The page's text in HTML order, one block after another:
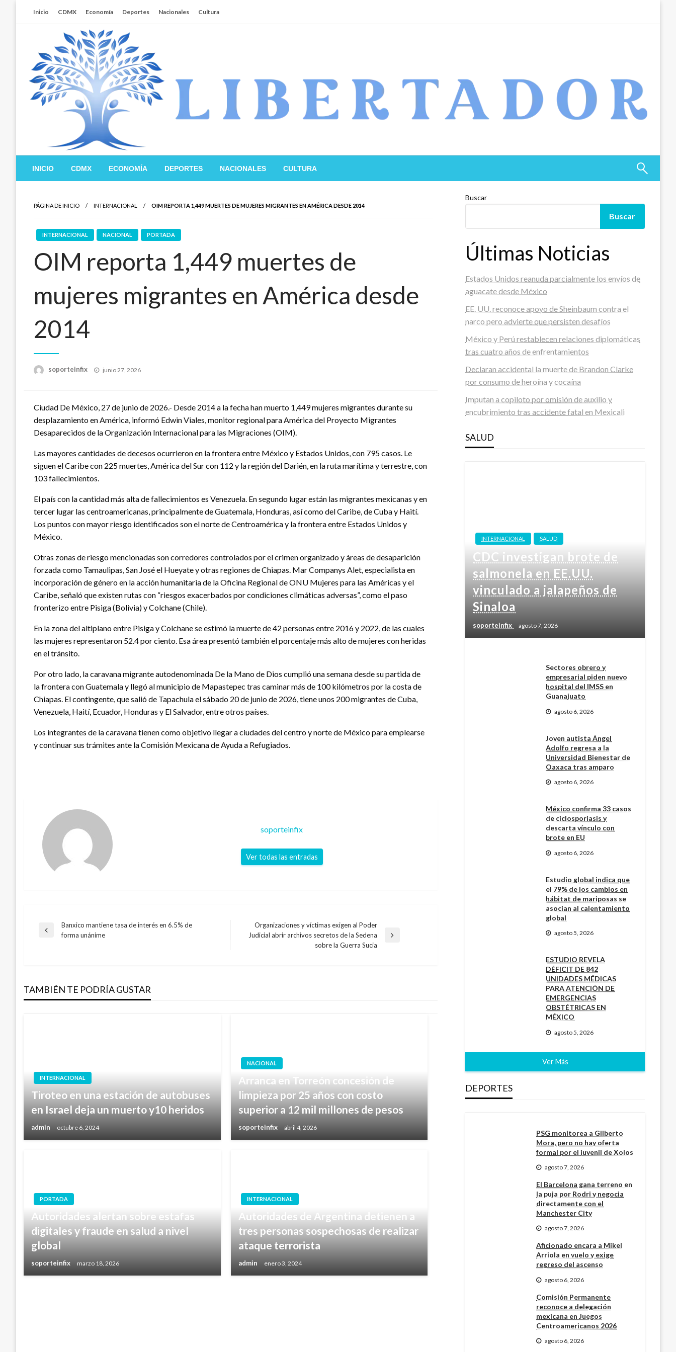
Inicio CDMX Economía Deportes Nacionales Cultura
Libertador MX
INICIO CDMX ECONOMÍA DEPORTES NACIONALES CULTURA
PÁGINA DE INICIO INTERNACIONAL OIM REPORTA 1,449 MUERTES DE MUJERES MIGRANTES EN AMÉRICA DESDE 2014
INTERNACIONAL NACIONAL PORTADA
OIM reporta 1,449 muertes de
mujeres migrantes en América desde
2014
soporteinfix
Publicado
junio 27, 2026
Ciudad De México, 27 de junio de 2026.- Desde 2014 a la fecha han muerto 1,449 mujeres migrantes durante su
desplazamiento en América, informó Edwin Viales, monitor regional para América del Proyecto Migrantes
Desaparecidos de la Organización Internacional para las Migraciones (OIM).
Las mayores cantidades de decesos ocurrieron en la frontera entre México y Estados Unidos, con 795 casos. Le
siguen el Caribe con 225 muertes, América del Sur con 112 y la región del Darién, en la ruta marítima y terrestre, con
103 fallecimientos.
El país con la cantidad más alta de fallecimientos es Venezuela. En segundo lugar están las migrantes mexicanas y en
tercer lugar las centroamericanas, principalmente de Guatemala, Honduras, así como del Caribe, de Cuba y Haití.
Los puntos con mayor riesgo identificados son el norte de Centroamérica y la frontera entre Estados Unidos y
México.
Otras zonas de riesgo mencionadas son corredores controlados por el crimen organizado y áreas de desaparición
forzada como Tamaulipas, San José el Hueyate y otras regiones de Chiapas. Mar Companys Alet, especialista en
incorporación de género en la acción humanitaria de la Oficina Regional de ONU Mujeres para las Américas y el
Caribe, señaló que existen rutas con “riesgos exacerbados por condiciones climáticas adversas”, como el paso
fronterizo entre Pisiga (Bolivia) y Colchane (Chile).
En la zona del altiplano entre Pisiga y Colchane se estimó la muerte de 42 personas entre 2016 y 2022, de las cuales
las mujeres representaron 52.4 por ciento. Esa área presentó también el porcentaje más alto de mujeres con heridas
en el tránsito.
Por otro lado, la caravana migrante autodenominada De la Mano de Dios cumplió una semana desde su partida de
la frontera con Guatemala y llegó al municipio de Mapastepec tras caminar más de 100 kilómetros por la costa de
Chiapas. El contingente, que salió de Tapachula el sábado 20 de junio de 2026, tiene unos 200 migrantes de Cuba,
Venezuela, Haití, Ecuador, Honduras y El Salvador, entre otros países.
Los integrantes de la caravana tienen como objetivo llegar a ciudades del centro y norte de México para emplearse
y continuar sus trámites ante la Comisión Mexicana de Ayuda a Refugiados.
soporteinfix
Ver todas las entradas
Navegación
entradas
Entrada
Banxico mantiene tasa de interés en 6.5% de
forma unánime
Entrada
Organizaciones y víctimas exigen al Poder
Judicial abrir archivos secretos de la Sedena
sobre la Guerra Sucia
TAMBIÉN TE PODRÍA GUSTAR
INTERNACIONAL
Tiroteo en una estación de autobuses
en Israel deja un muerto y10 heridos
admin octubre 6, 2024
NACIONAL
Arranca en Torreón concesión de
limpieza por 25 años con costo
superior a 12 mil millones de pesos
soporteinfix abril 4, 2026
PORTADA
Autoridades alertan sobre estafas
digitales y fraude en salud a nivel
global
soporteinfix marzo 18, 2026
INTERNACIONAL
Autoridades de Argentina detienen a
tres personas sospechosas de realizar
ataque terrorista
admin enero 3, 2024
Buscar
Buscar
Últimas Noticias
Estados Unidos reanuda parcialmente los envíos de
aguacate desde México
EE. UU. reconoce apoyo de Sheinbaum contra el
narco pero advierte que persisten desafíos
México y Perú restablecen relaciones diplomáticas
tras cuatro años de enfrentamientos
Declaran accidental la muerte de Brandon Clarke
por consumo de heroína y cocaína
Imputan a copiloto por omisión de auxilio y
encubrimiento tras accidente fatal en Mexicali
SALUD
INTERNACIONAL SALUD
CDC investigan brote de
salmonela en EE.UU.
vinculado a jalapeños de
Sinaloa
soporteinfix agosto 7, 2026
Sectores obrero y
empresarial piden nuevo
hospital del IMSS en
Guanajuato
agosto 6, 2026
Joven autista Ángel
Adolfo regresa a la
Universidad Bienestar de
Oaxaca tras amparo
agosto 6, 2026
México confirma 33 casos
de ciclosporiasis y
descarta vínculo con
brote en EU
agosto 6, 2026
Estudio global indica que
el 79% de los cambios en
hábitat de mariposas se
asocian al calentamiento
global
agosto 5, 2026
ESTUDIO REVELA
DÉFICIT DE 842
UNIDADES MÉDICAS
PARA ATENCIÓN DE
EMERGENCIAS
OBSTÉTRICAS EN
MÉXICO
agosto 5, 2026
Ver Más
DEPORTES
PSG monitorea a Gilberto
Mora, pero no hay oferta
formal por el juvenil de Xolos
agosto 7, 2026
El Barcelona gana terreno en
la puja por Rodri y negocia
directamente con el
Manchester City
agosto 7, 2026
Aficionado encara a Mikel
Arriola en vuelo y exige
regreso del ascenso
agosto 6, 2026
Comisión Permanente
reconoce a delegación
mexicana en Juegos
Centroamericanos 2026
agosto 6, 2026